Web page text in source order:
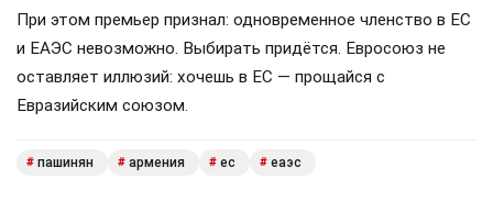
При этом премьер признал: одновременное членство в ЕС
и ЕАЭС невозможно. Выбирать придётся. Евросоюз не
оставляет иллюзий: хочешь в ЕС — прощайся с
Евразийским союзом.
# пашинян # армения # ес # еаэс